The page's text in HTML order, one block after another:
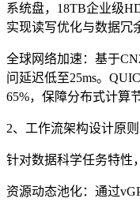
系统盘，18TB企业级
实现读写优化与数据冗
全球网络加速：基于
问延迟低至25ms。
65%，保障分布式计算
2、工作流架构设计原则
针对数据科学任务特性
资源动态池化：通过